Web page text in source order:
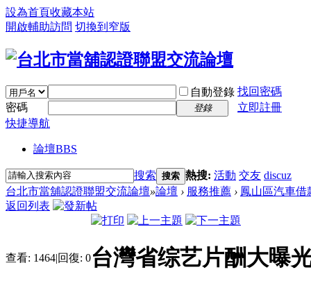
設為首頁收藏本站
開啟輔助訪問 切換到窄版
自動登錄 找回密碼
密碼
登錄
立即註冊
快捷導航
論壇BBS
搜索 搜索 熱搜: 活動 交友 discuz
台北市當舖認證聯盟交流論壇»論壇 › 服務推薦 › 鳳山區汽車借
返回列表
查看: 1464|回復: 0台灣省综艺片酬大曝